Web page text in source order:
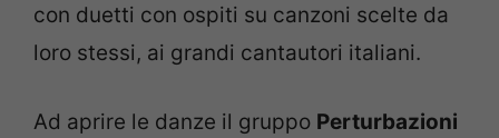
con duetti con ospiti su canzoni scelte da
loro stessi, ai grandi cantautori italiani.
Ad aprire le danze il gruppo Perturbazioni